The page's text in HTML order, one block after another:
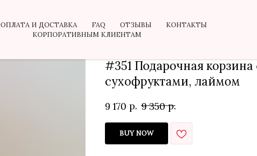
ОПЛАТА И ДОСТАВКА FAQ ОТЗЫВЫ
КОНТАКТЫ
КОРПОРАТИВНЫМ КЛИЕНТАМ
#351 Подарочная
сухофруктами, лаймом
9 170 р. 9 350 р.
BUY NOW